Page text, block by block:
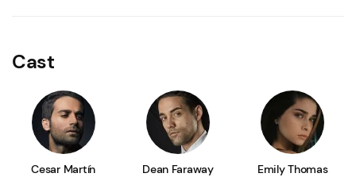
Cast
Cesar Martín Dean Faraway Emily Thomas